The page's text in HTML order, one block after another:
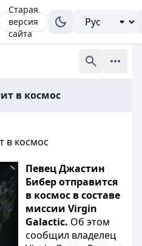
Старая
версия
сайта
в космос
в космос
Певец Джастин
Бибер отправится
в космос в составе
миссии Virgin
Galactic. Об этом
сообщил владелец